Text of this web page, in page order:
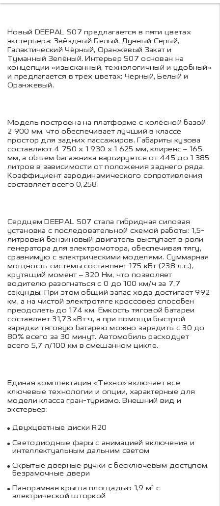
Новый DEEPAL S07 предлагается в пяти цветах
экстерьера: Звёздный Белый, Лунный Серый,
Галактический Чёрный, Оранжевый Закат и
Туманный Зелёный. Интерьер S07 основан на
концепции «изысканный, технологичный и удобный»
и предлагается в трёх цветах: Черный, Белый и
Оранжевый.
Модель построена на платформе с колёсной базой
2 900 мм, что обеспечивает лучший в классе
простор для задних пассажиров. Габариты кузова
составляют 4 750 х 1 930 х 1 625 мм, клиренс – 165
мм, а объем багажника варьируется от 445 до 1 385
литров в зависимости от положения заднего ряда.
Коэффициент аэродинамического сопротивления
составляет всего 0,258.
Сердцем DEEPAL S07 стала гибридная силовая
установка с последовательной схемой работы: 1,5-
литровый бензиновый двигатель выступает в роли
генератора для электромотора, обеспечивая тягу,
сравнимую с электрическими моделями. Суммарная
мощность системы составляет 175 кВт (238 л.с.),
крутящий момент – 320 Нм, что позволяет
водителю разогнаться с 0 до 100 км/ч за 7,7
секунды. При этом общий запас хода достигает 992
км, а на чистой электротяге кроссовер способен
преодолеть до 174 км. Емкость тяговой батареи
составляет 31,73 кВт·ч, а при помощи быстрой
зарядки тяговую батарею можно зарядить с 30 до
80% всего за 30 минут. Автомобиль расходует
всего 5,7 л/100 км в смешанном цикле.
Единая комплектация «Техно» включает все
ключевые технологии и опции, характерные для
модели класса гран-туризмо. Внешний вид и
экстерьер:
Двухцветные диски R20
Светодиодные фары с анимацией включения и
интеллектуальным дальним светом
Скрытые дверные ручки с бесключевым доступом,
безрамочные двери
Панорамная крыша площадью 1,9 м² с
электрической шторкой